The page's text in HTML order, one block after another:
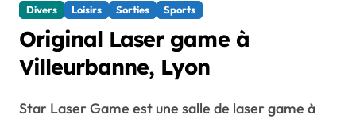
Divers Loisirs Sorties Sports
Original Laser game à
Villeurbanne, Lyon
Star Laser Game est une salle de laser game à